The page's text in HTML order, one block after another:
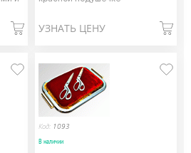
УЗНАТЬ ЦЕНУ
Код: 1093
В наличии